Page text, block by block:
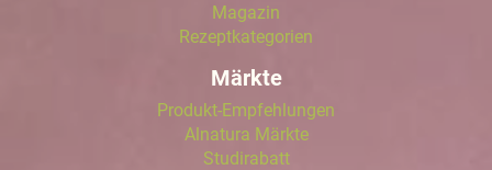
Magazin
Rezeptkategorien
Märkte
Produkt-Empfehlungen
Alnatura Märkte
Studirabatt